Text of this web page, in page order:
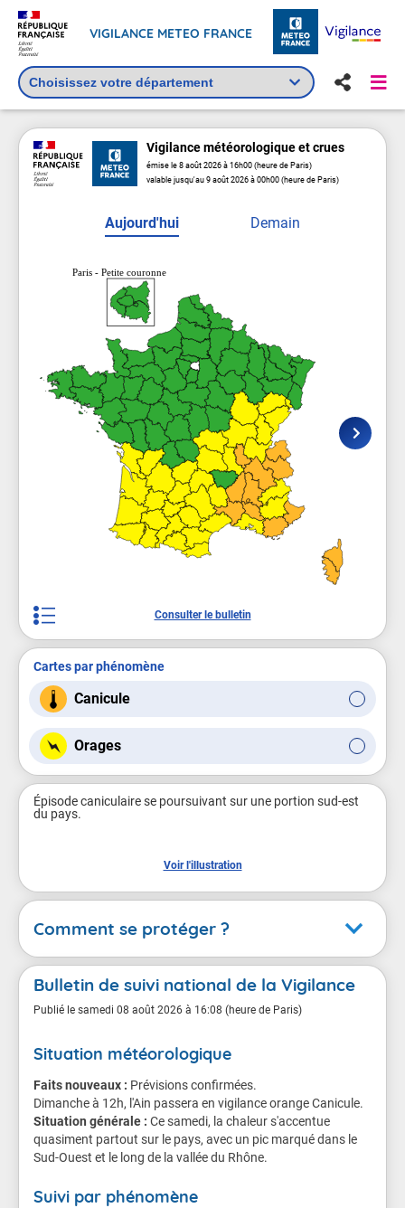
VIGILANCE METEO FRANCE
Vigilancemétéorologique et crues
émise le 8 août 2026 à 16h00 (heure de Paris)
valable jusqu'au 9 août 2026 à 00h00 (heure de Paris)
Aujourd'hui Demain
Paris - Petite couronne
Consulter le bulletin
Cartes par phénomène
Canicule
Orages
Épisode caniculaire se poursuivant sur une portion sud-est
du pays.
Voir l'illustration
Comment se protéger ?
Canicule
En cas de vigilance orange
Conséquences possibles
Chacun d'entre nous est menacé, même les sujets en
bonne santé.
Le danger est plus grand pour les personnes âgées,
les personnes atteintes de maladie chronique ou de
prennent régulièrement des médicaments, et les
Bulletin de suivi national de la Vigilance
Publié le samedi 08 août 2026 à 16:08 (heure de Paris)
Situation météorologique
Faits nouveaux : Prévisions confirmées.
Dimanche à 12h, l'Ain passera en vigilance orange Canicule.
Situation générale : Ce samedi, la chaleur s'accentue
quasiment partout sur le pays, avec un pic marqué dans le
Sud-Ouest et le long de la vallée du Rhône.
Suivi par phénomène